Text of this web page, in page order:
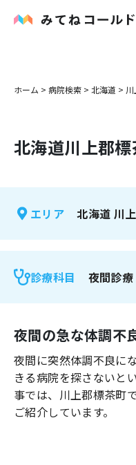
内科
花粉症
感染症
よくあるご質問
ホーム > 病院検索 > 北海道 >
北海道川上郡
エリア 北海道 川
診療科目 夜間診療
夜間の急な体調不
夜間に突然体調不良に
きる病院を探さないと
事では、 川上郡標茶町
ご紹介しています。